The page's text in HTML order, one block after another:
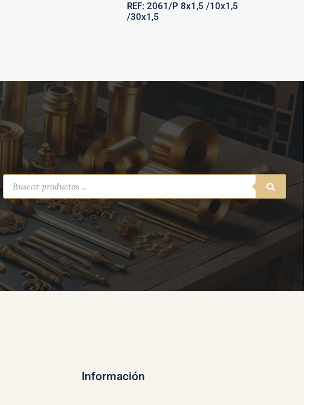
REF: 2061/P 8x1,5 /10x1,5
/30x1,5
Búsqueda
de
productos
Información